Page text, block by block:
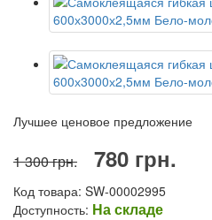
Лучшее ценовое предложение
1 300 грн. 780 грн.
Код товара: SW-00002995
Доступность: На складе